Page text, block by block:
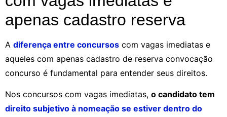
apenas cadastro reserva
A diferença entre concursos com vagas imediatas e
aqueles com apenas cadastro de reserva convocação
concurso é fundamental para entender seus direitos.
Nos concursos com vagas imediatas, o candidato tem
direito subjetivo à nomeação se estiver dentro do